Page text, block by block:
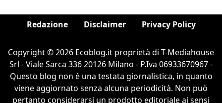
Redazione Disclaimer Privacy Policy
Copyright © 2026 Ecoblog.it proprietà di T-Mediahouse
Srl - Viale Sarca 336 20126 Milano - P.Iva 06933670967 -
Questo blog non è una testata giornalistica, in quanto
viene aggiornato senza alcuna periodicità. Non può
pertanto considerarsi un prodotto editoriale ai sensi